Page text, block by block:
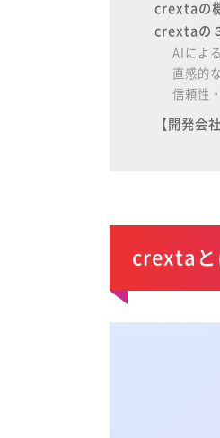
crextaの
crextaの
AIによ
直感的
信頼性
【開発会
crextaと